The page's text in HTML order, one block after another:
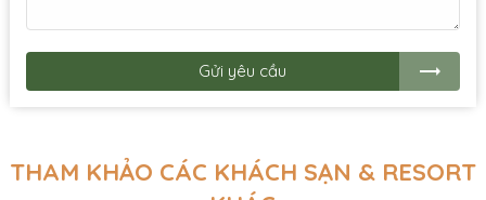
Gửi yêu cầu
THAM KHẢO CÁC KHÁCH SẠN & RESORT